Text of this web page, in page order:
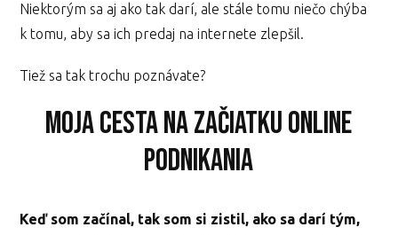
Niektorým sa aj ako tak darí, ale stále tomu niečo chýba
k tomu, aby sa ich predaj na internete zlepšil.
Tiež sa tak trochu poznávate?
Moja cesta na začiatku online
podnikania
Keď som začínal, tak som si zistil, ako sa darí tým,